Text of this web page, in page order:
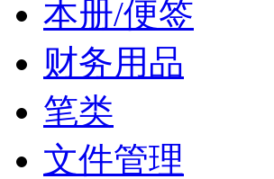
本册/便签
财务用品
笔类
文件管理